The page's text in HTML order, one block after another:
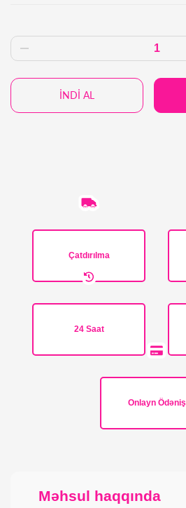
İNDİ AL
Çatdırılma
24 Saat
Onlayn Ödəniş
Məhsul haqqında